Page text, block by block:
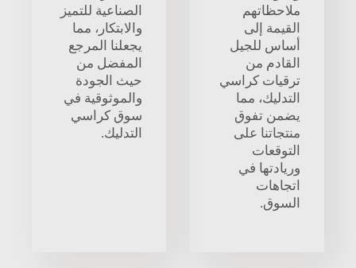
ملاحظاتهم
القيمة إلى
أساس للجيل
القادم من
ترقيات كراسي
التدليك، مما
يضمن تفوق
منتجاتنا على
التوقعات
وريادتها في
اتجاهات
السوق.
الصناعية للتميز
والابتكار، مما
يجعلنا المرجع
المفضل من
حيث الجودة
والموثوقية في
سوق كراسي
التدليك.